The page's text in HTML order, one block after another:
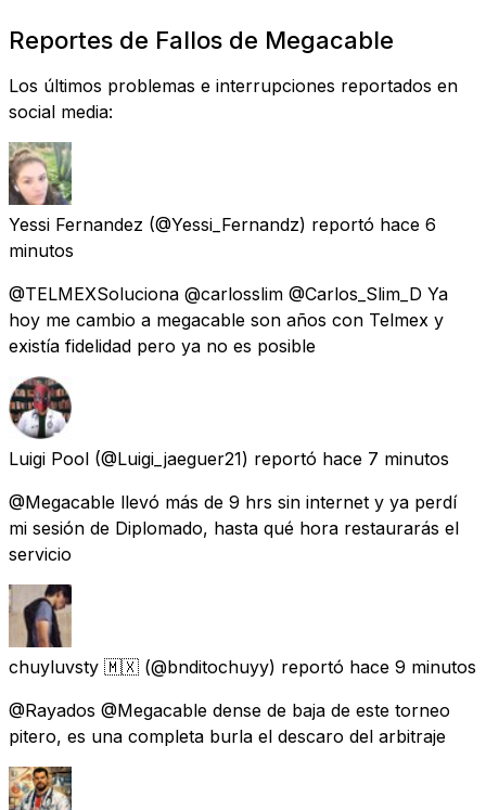
Reportes de Fallos de Megacable
Los últimos problemas e interrupciones reportados en
social media:
Yessi Fernandez (@Yessi_Fernandz) reportó hace 6
minutos
@TELMEXSoluciona @carlosslim @Carlos_Slim_D Ya
hoy me cambio a megacable son años con Telmex y
existía fidelidad pero ya no es posible
Luigi Pool (@Luigi_jaeguer21) reportó hace 7 minutos
@Megacable llevó más de 9 hrs sin internet y ya perdí
mi sesión de Diplomado, hasta qué hora restaurarás el
servicio
chuyluvsty 🇲🇽 (@bnditochuyy) reportó hace 9 minutos
@Rayados @Megacable dense de baja de este torneo
pitero, es una completa burla el descaro del arbitraje